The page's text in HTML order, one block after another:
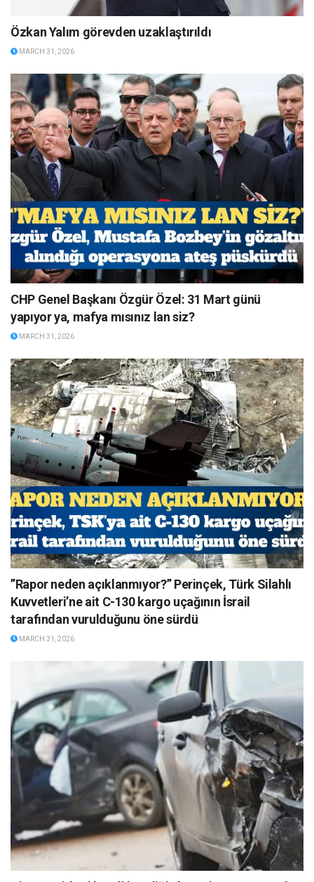
Özkan Yalım görevden uzaklaştırıldı
MARCH 31, 2026
CHP Genel Başkanı Özgür Özel: 31 Mart günü
yapıyor ya, mafya mısınız lan siz?
MARCH 31, 2026
”Rapor neden açıklanmıyor?” Perinçek, Türk Silahlı
Kuvvetleri’ne ait C-130 kargo uçağının İsrail
tarafından vurulduğunu öne sürdü
MARCH 31, 2026